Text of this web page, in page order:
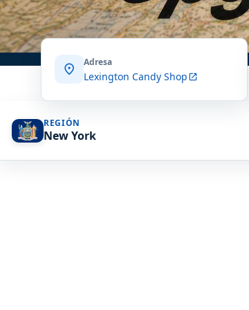
location_on Adresa
Lexington Candy Shopopen_in_new
REGIÓN
New York